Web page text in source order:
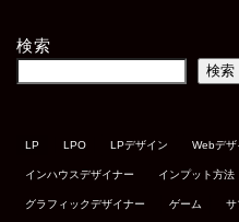
検索
検索
LP LPO LPデザイン Webデザ
インハウスデザイナー インプット方法
グラフィックデザイナー ゲーム サ